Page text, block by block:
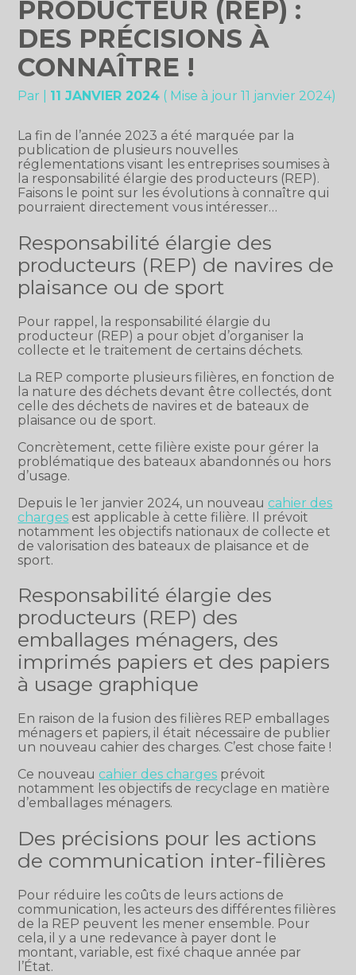
PRODUCTEUR (REP) :
DES PRÉCISIONS À
CONNAÎTRE !
Par 11 JANVIER 2024 ( Mise à jour 11 janvier 2024)
La fin de l’année 2023 a été marquée par la
publication de plusieurs nouvelles
réglementations visant les entreprises soumises à
la responsabilité élargie des producteurs (REP).
Faisons le point sur les évolutions à connaître qui
pourraient directement vous intéresser…
Responsabilité élargie des
producteurs (REP) de navires de
plaisance ou de sport
Pour rappel, la responsabilité élargie du
producteur (REP) a pour objet d’organiser la
collecte et le traitement de certains déchets.
La REP comporte plusieurs filières, en fonction de
la nature des déchets devant être collectés, dont
celle des déchets de navires et de bateaux de
plaisance ou de sport.
Concrètement, cette filière existe pour gérer la
problématique des bateaux abandonnés ou hors
d’usage.
Depuis le 1er janvier 2024, un nouveau cahier des
charges est applicable à cette filière. Il prévoit
notamment les objectifs nationaux de collecte et
de valorisation des bateaux de plaisance et de
sport.
Responsabilité élargie des
producteurs (REP) des
emballages ménagers, des
imprimés papiers et des papiers
à usage graphique
En raison de la fusion des filières REP emballages
ménagers et papiers, il était nécessaire de publier
un nouveau cahier des charges. C’est chose faite !
Ce nouveau cahier des charges prévoit
notamment les objectifs de recyclage en matière
d’emballages ménagers.
Des précisions pour les actions
de communication inter-filières
Pour réduire les coûts de leurs actions de
communication, les acteurs des différentes filières
de la REP peuvent les mener ensemble. Pour
cela, il y a une redevance à payer dont le
montant, variable, est fixé chaque année par
l’État.